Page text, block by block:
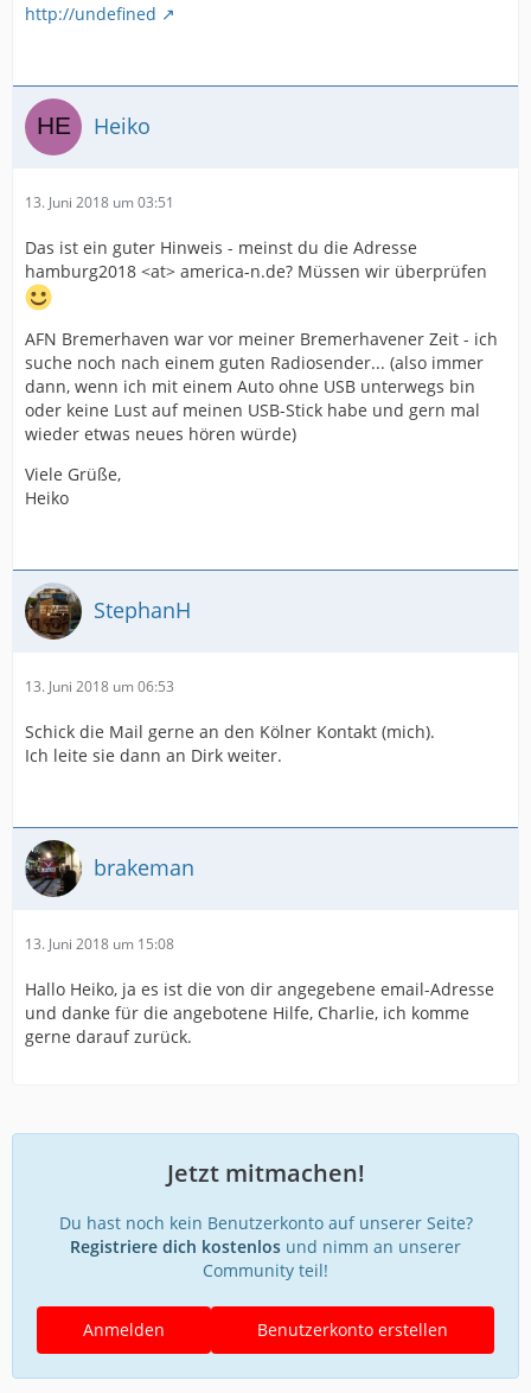
http://undefined
Heiko
13. Juni 2018 um 03:51
Das ist ein guter Hinweis - meinst du die Adresse
hamburg2018 <at> america-n.de? Müssen wir überprüfen
AFN Bremerhaven war vor meiner Bremerhavener Zeit - ich
suche noch nach einem guten Radiosender... (also immer
dann, wenn ich mit einem Auto ohne USB unterwegs bin
oder keine Lust auf meinen USB-Stick habe und gern mal
wieder etwas neues hören würde)
Viele Grüße,
Heiko
StephanH
13. Juni 2018 um 06:53
Schick die Mail gerne an den Kölner Kontakt (mich).
Ich leite sie dann an Dirk weiter.
brakeman
13. Juni 2018 um 15:08
Hallo Heiko, ja es ist die von dir angegebene email-Adresse
und danke für die angebotene Hilfe, Charlie, ich komme
gerne darauf zurück.
Jetzt mitmachen!
Du hast noch kein Benutzerkonto auf unserer Seite?
Registriere dich kostenlos und nimm an unserer
Community teil!
Benutzerkonto erstellen
Anmelden